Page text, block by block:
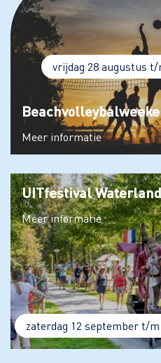
vrijdag 28 augustus t/
Meer informatie
zaterdag 12 september t/
UITfestival
Meer informatie